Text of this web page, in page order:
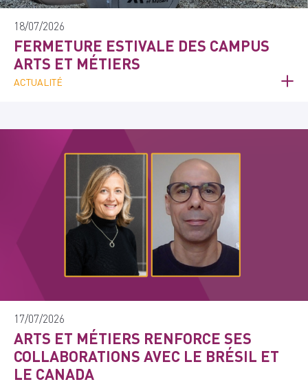
18/07/2026
FERMETURE ESTIVALE DES CAMPUS
ARTS ET MÉTIERS
ACTUALITÉ
17/07/2026
ARTS ET MÉTIERS RENFORCE SES
COLLABORATIONS AVEC LE BRÉSIL ET
LE CANADA